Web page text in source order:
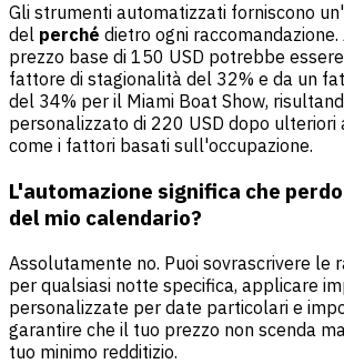
Gli strumenti automatizzati forniscono
del perché dietro ogni raccomandazione.
prezzo base di 150 USD potrebbe
fattore di stagionalità del 32% e da un
del 34% per il Miami Boat Show,
personalizzato di 220 USD dopo ulteriori
come i fattori basati sull'occupazione.
L'automazione significa che
del mio calendario?
Assolutamente no. Puoi sovrascrivere le
per qualsiasi notte specifica, applicare
personalizzate per date particolari e
garantire che il tuo prezzo non scenda
tuo minimo redditizio.